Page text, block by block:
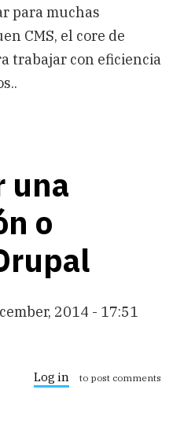
para muchas
CMS, el core de
trabajar con eficiencia
una
o
2014 - 17:51
Log in to post comments